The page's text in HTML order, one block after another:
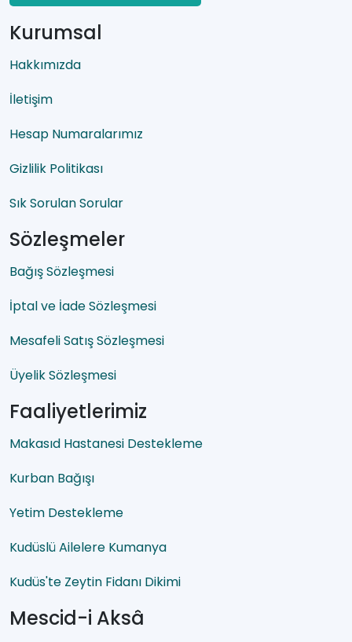
Kurumsal
Hakkımızda
İletişim
Hesap Numaralarımız
Gizlilik Politikası
Sık Sorulan Sorular
Sözleşmeler
Bağış Sözleşmesi
İptal ve İade Sözleşmesi
Mesafeli Satış Sözleşmesi
Üyelik Sözleşmesi
Faaliyetlerimiz
Makasıd Hastanesi Destekleme
Kurban Bağışı
Yetim Destekleme
Kudüslü Ailelere Kumanya
Kudüs'te Zeytin Fidanı Dikimi
Mescid-i Aksâ